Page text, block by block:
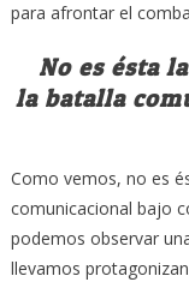
para afrontar el
No es ésta
la batalla
Como vemos, no es
comunicacional bajo
podemos observar
llevamos